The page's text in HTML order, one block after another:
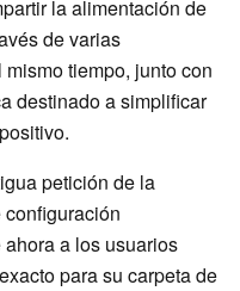
la alimentación de
de varias
tiempo, junto con
destinado a simplificar
petición de la
a los usuarios
para su carpeta de